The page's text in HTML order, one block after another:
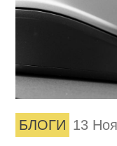
БЛОГИ 13